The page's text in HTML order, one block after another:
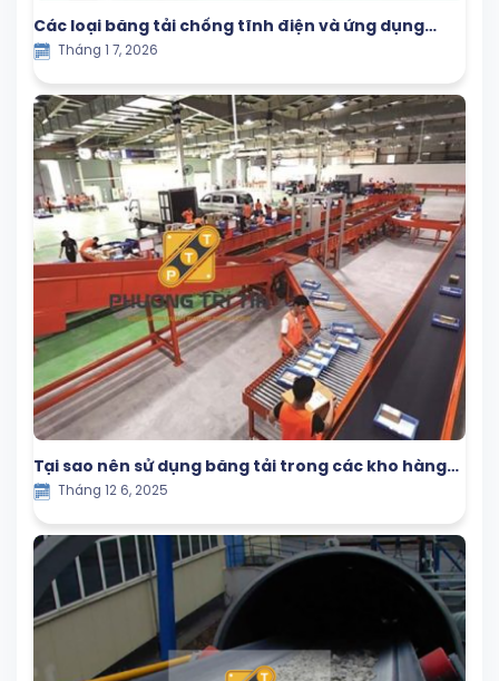
Các loại băng tải chống tĩnh điện và ứng dụng
trong sản xuất
Tháng 1 7, 2026
Tại sao nên sử dụng băng tải trong các kho hàng
lớn?Tháng 12 6, 2025